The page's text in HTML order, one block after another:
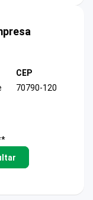
CEP
70790-120